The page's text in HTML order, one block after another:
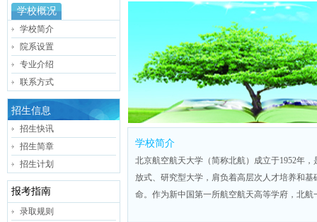
学校概况
学校简介
院系设置
专业介绍
联系方式
招生信息
招生快讯
招生简章
招生计划
报考指南
录取规则
学校简介
北京航空航天大学（简称北航）成立于1952年
放式、研究型大学，肩负着高层次人才培养和
命。作为新中国第一所航空航天高等学府，北